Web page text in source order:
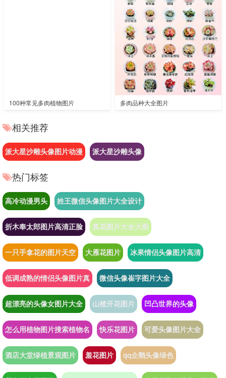
100种常见多肉植物图片 多肉品种大全图片
相关推荐
派大星沙雕头像图片动漫 派大星沙雕头像
热门标签
高冷动漫男头 姓王微信头像图片大全设计
折木奉太郎图片高清正脸 真花图片大全大图
一只手拿花的图片天空 大雁花图片 冰果情侣头像图片高清
低调成熟的情侣头像图片真 微信头像崔字图片大全
超漂亮的头像女图片大全 山楂开花图片 凹凸世界的头像
怎么用植物图片搜索植物名 快乐花图片 可爱头像图片大全
酒店大堂绿植景观图片 羞花图片 qq企鹅头像绿色